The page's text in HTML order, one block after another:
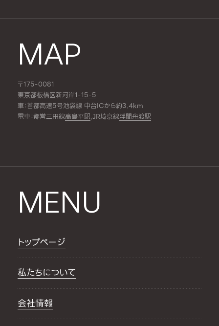
MAP
〒175-0081
東京都板橋区新河岸1-15-5
車：首都高速5号池袋線 中台ICから約3.4km
電車：都営三田線高島平駅,JR埼京線浮間舟渡駅
MENU
トップページ
私たちについて
会社情報